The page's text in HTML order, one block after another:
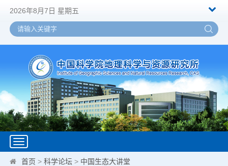
2026年8月7日 星期五
Toggle
navigation
首页 >科学论坛 > 中国生态大讲堂